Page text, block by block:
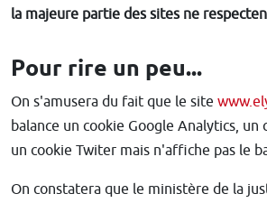
la majeure partie des sites ne
Pour rire un peu...
On s'amusera du fait que le site
balance un cookie Google Analytics, un
un cookie Twiter mais n'affiche pas le
On constatera que le ministère de la